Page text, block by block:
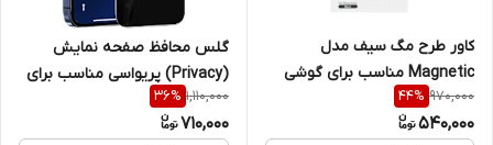
کاور طرح مگ سیف مدل
Magnetic مناسب برای گوشی
موبایل سامسونگ Galaxy A36
970,000
44%
540,000
گلس محافظ صفحه نمایش
(Privacy) پریواسی مناسب برای
ProMax
1,110,000
36%
710,000